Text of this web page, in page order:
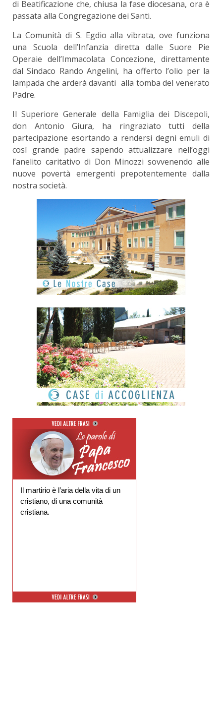
di Beatificazione che, chiusa la fase diocesana, ora è
passata alla Congregazione dei Santi.
La Comunità di S. Egdio alla vibrata, ove funziona
una Scuola dell’Infanzia diretta dalle Suore Pie
Operaie dell’Immacolata Concezione, direttamente
dal Sindaco Rando Angelini, ha offerto l’olio per la
lampada che arderà davanti alla tomba del venerato
Padre.
Il Superiore Generale della Famiglia dei Discepoli,
don Antonio Giura, ha ringraziato tutti della
partecipazione esortando a rendersi degni emuli di
così grande padre sapendo attualizzare nell’oggi
l’anelito caritativo di Don Minozzi sovvenendo alle
nuove povertà emergenti prepotentemente dalla
nostra società.
Il martirio è l’aria della vita di un
cristiano, di una comunità
cristiana.